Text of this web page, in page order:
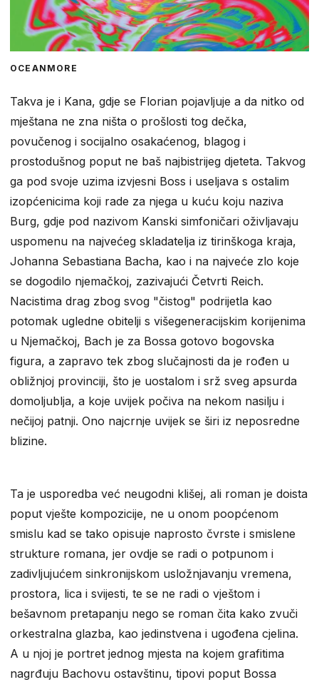
OCEANMORE
Takva je i Kana, gdje se Florian pojavljuje a da nitko od
mještana ne zna ništa o prošlosti tog dečka,
povučenog i socijalno osakaćenog, blagog i
prostodušnog poput ne baš najbistrijeg djeteta. Takvog
ga pod svoje uzima izvjesni Boss i useljava s ostalim
izopćenicima koji rade za njega u kuću koju naziva
Burg, gdje pod nazivom Kanski simfoničari oživljavaju
uspomenu na najvećeg skladatelja iz tirinškoga kraja,
Johanna Sebastiana Bacha, kao i na najveće zlo koje
se dogodilo njemačkoj, zazivajući Četvrti Reich.
Nacistima drag zbog svog "čistog" podrijetla kao
potomak ugledne obitelji s višegeneracijskim korijenima
u Njemačkoj, Bach je za Bossa gotovo bogovska
figura, a zapravo tek zbog slučajnosti da je rođen u
obližnjoj provinciji, što je uostalom i srž sveg apsurda
domoljublja, a koje uvijek počiva na nekom nasilju i
nečijoj patnji. Ono najcrnje uvijek se širi iz neposredne
blizine.
Ta je usporedba već neugodni klišej, ali roman je doista
poput vješte kompozicije, ne u onom poopćenom
smislu kad se tako opisuje naprosto čvrste i smislene
strukture romana, jer ovdje se radi o potpunom i
zadivljujućem sinkronijskom usložnjavanju vremena,
prostora, lica i svijesti, te se ne radi o vještom i
bešavnom pretapanju nego se roman čita kako zvuči
orkestralna glazba, kao jedinstvena i ugođena cjelina.
A u njoj je portret jednog mjesta na kojem grafitima
nagrđuju Bachovu ostavštinu, tipovi poput Bossa